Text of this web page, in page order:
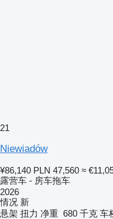
21
Niewiadów
¥86,140 PLN 47,560 ≈
露营车 - 房车拖车
2026
情况 新
悬架 扭力 净重 680 千克 车